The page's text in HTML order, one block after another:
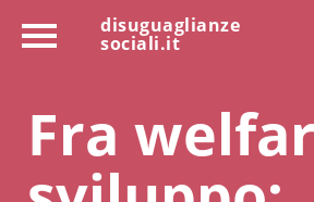
disuguaglianze
sociali.it
Fra